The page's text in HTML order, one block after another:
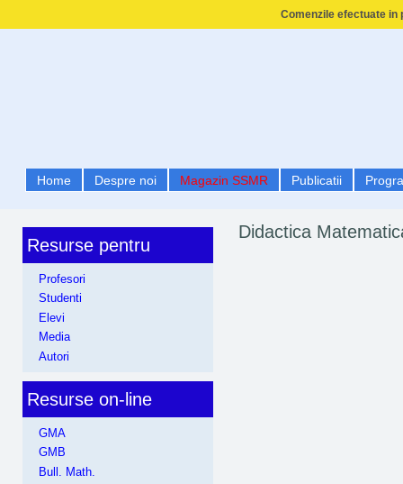
Comenzile efectuate in
Home Despre noi Magazin SSMR Publicatii
Didactica
Resurse pentru
Profesori
Studenti
Elevi
Media
Autori
Resurse on-line
GMA
GMB
Bull. Math.